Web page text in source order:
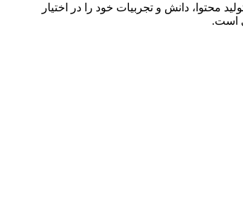
دانش و تجربیات خود را در اختیار
است.